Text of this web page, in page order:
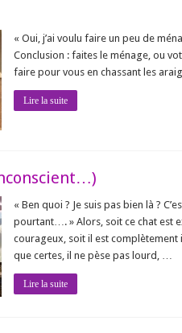
« Oui, j’ai voulu faire un peu de
Conclusion : faites le ménage, ou
faire pour vous en chassant les
Lire la suite
« Ben quoi ? Je suis pas bien là ?
pourtant…. » Alors, soit ce chat est
courageux, soit il est
que certes, il ne pèse pas lourd, …
Lire la suite